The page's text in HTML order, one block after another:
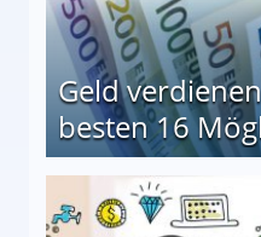
Geld
besten 16